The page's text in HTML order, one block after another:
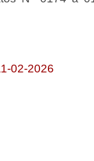
02-2026